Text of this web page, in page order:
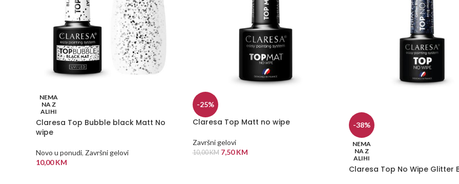
NEMA
NA Z
ALIHI
Claresa Top Bubble black Matt No
wipe
Novo u ponudi, Završni gelovi
10,00KM
-25%
Claresa Top Matt no wipe
Završni gelovi
10,00KM 7,50KM
-38%
NEMA
NA Z
ALIHI
Claresa Top No Wipe Glitter